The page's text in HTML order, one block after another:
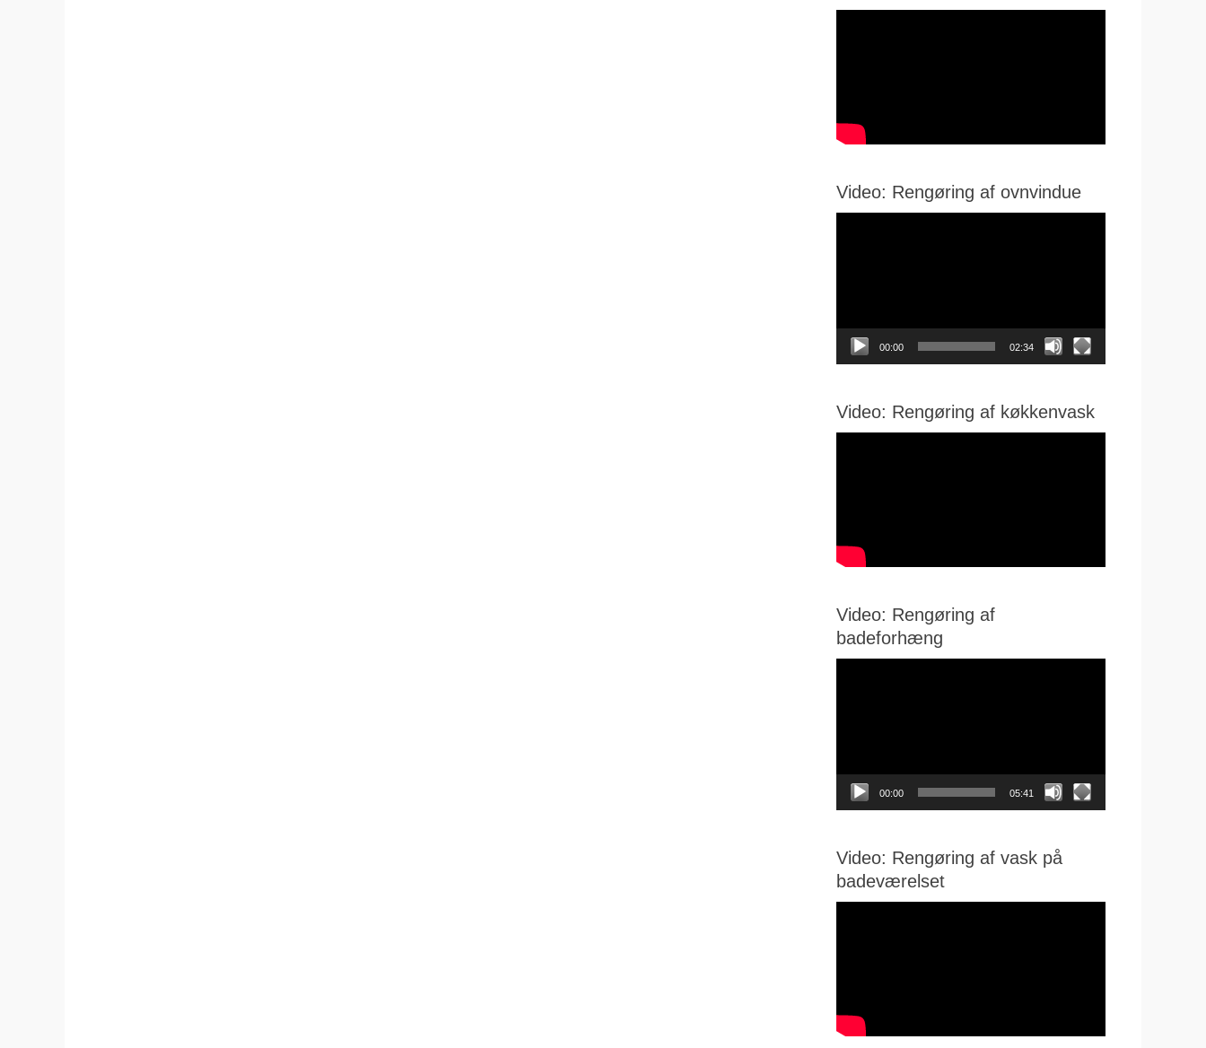
Video: Rengøring af ovnvindue
00:00 02:34
Video: Rengøring af køkkenvask
Video: Rengøring af
badeforhæng
00:00 05:41
Video: Rengøring af vask på
badeværelset